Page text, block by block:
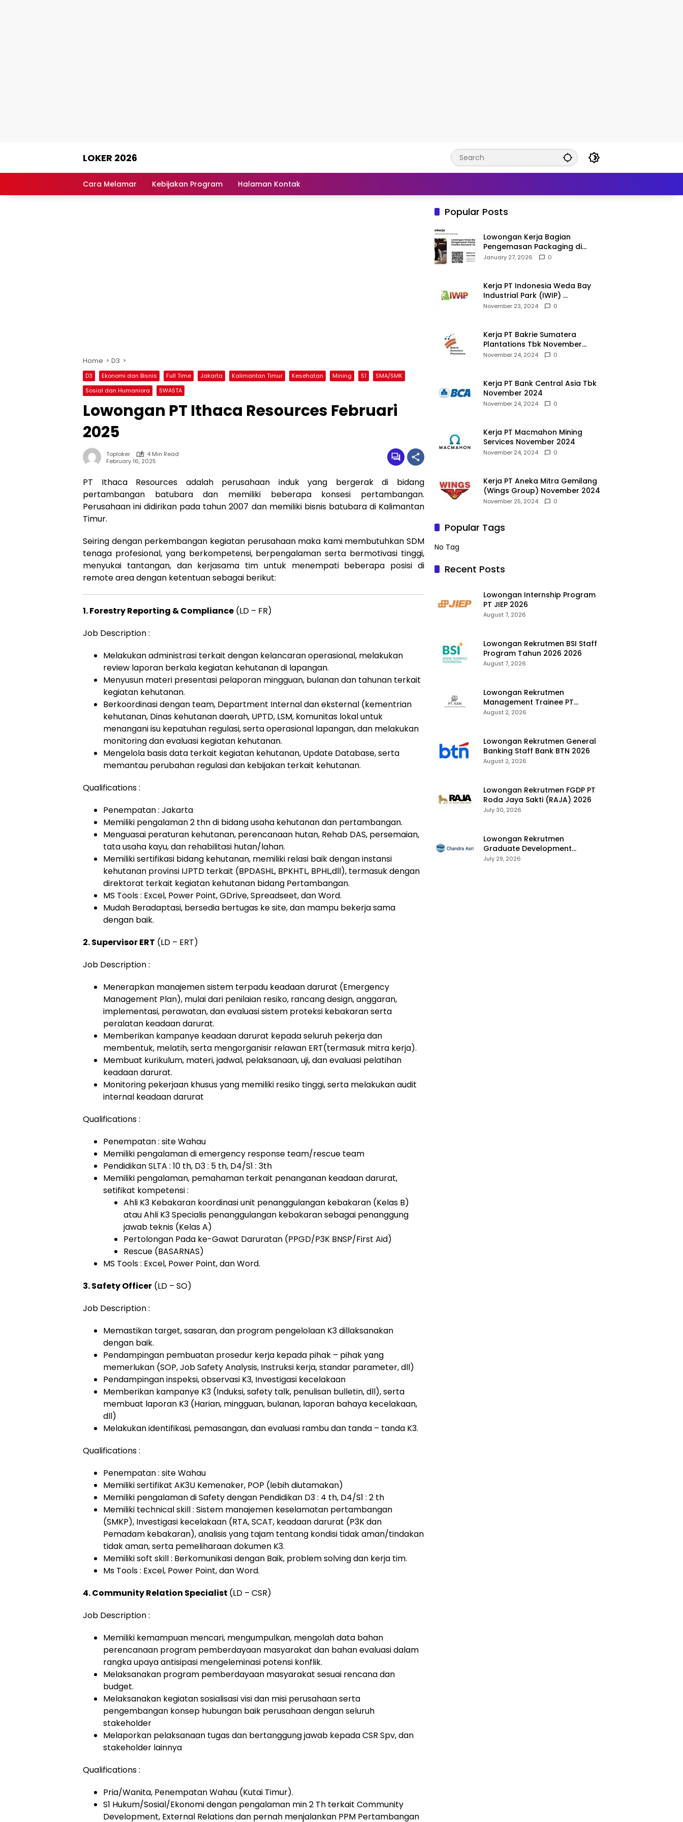
LOKER 2026
Lowongan
Cara Melamar Kebijakan Program Halaman Kontak
Home D3
D3 Ekonomi dan Bisnis Full Time Jakarta Kalimantan Timur Kesehatan Mining S1
SMA/SMK
Sosial dan Humaniora
SWASTA
Lowongan PT Ithaca Resources Februari
2025
Toploker
4 Min Read
February 16, 2025
PT Ithaca Resources adalah perusahaan induk yang bergerak di bidang
pertambangan batubara dan memiliki beberapa konsesi pertambangan.
Perusahaan ini didirikan pada tahun 2007 dan memiliki bisnis batubara di Kalimantan
Timur.
Seiring dengan perkembangan kegiatan perusahaan maka kami membutuhkan SDM
tenaga profesional, yang berkompetensi, berpengalaman serta bermotivasi tinggi,
menyukai tantangan, dan kerjasama tim untuk menempati beberapa posisi di
remote area dengan ketentuan sebagai berikut:
1. Forestry Reporting & Compliance (LD – FR)
Job Description :
Melakukan administrasi terkait dengan kelancaran operasional, melakukan
review laporan berkala kegiatan kehutanan di lapangan.
Menyusun materi presentasi pelaporan mingguan, bulanan dan tahunan terkait
kegiatan kehutanan.
Berkoordinasi dengan team, Department Internal dan eksternal (kementrian
kehutanan, Dinas kehutanan daerah, UPTD, LSM, komunitas lokal untuk
menangani isu kepatuhan regulasi, serta operasional lapangan, dan melakukan
monitoring dan evaluasi kegiatan kehutanan.
Mengelola basis data terkait kegiatan kehutanan, Update Database, serta
memantau perubahan regulasi dan kebijakan terkait kehutanan.
Qualifications :
Penempatan : Jakarta
Memiliki pengalaman 2 thn di bidang usaha kehutanan dan pertambangan.
Menguasai peraturan kehutanan, perencanaan hutan, Rehab DAS, persemaian,
tata usaha kayu, dan rehabilitasi hutan/lahan.
Memiliki sertifikasi bidang kehutanan, memiliki relasi baik dengan instansi
kehutanan provinsi IJPTD terkait (BPDASHL, BPKHTL, BPHL,dll), termasuk dengan
direktorat terkait kegiatan kehutanan bidang Pertambangan.
MS Tools : Excel, Power Point, GDrive, Spreadseet, dan Word.
Mudah Beradaptasi, bersedia bertugas ke site, dan mampu bekerja sama
dengan baik.
2. Supervisor ERT (LD – ERT)
Job Description :
Menerapkan manajemen sistem terpadu keadaan darurat (Emergency
Management Plan), mulai dari penilaian resiko, rancang design, anggaran,
implementasi, perawatan, dan evaluasi sistem proteksi kebakaran serta
peralatan keadaan darurat.
Memberikan kampanye keadaan darurat kepada seluruh pekerja dan
membentuk, melatih, serta mengorganisir relawan ERT(termasuk mitra kerja).
Membuat kurikulum, materi, jadwal, pelaksanaan, uji, dan evaluasi pelatihan
keadaan darurat.
Monitoring pekerjaan khusus yang memiliki resiko tinggi, serta melakukan audit
internal keadaan darurat
Qualifications :
Penempatan : site Wahau
Memiliki pengalaman di emergency response team/rescue team
Pendidikan SLTA : 10 th, D3 : 5 th, D4/S1 : 3th
Memiliki pengalaman, pemahaman terkait penanganan keadaan darurat,
setifikat kompetensi :
Ahli K3 Kebakaran koordinasi unit penanggulangan kebakaran (Kelas B)
atau Ahli K3 Specialis penanggulangan kebakaran sebagai penanggung
jawab teknis (Kelas A)
Pertolongan Pada ke-Gawat Daruratan (PPGD/P3K BNSP/First Aid)
Rescue (BASARNAS)
MS Tools : Excel, Power Point, dan Word.
3. Safety Officer (LD – SO)
Job Description :
Memastikan target, sasaran, dan program pengelolaan K3 dillaksanakan
dengan baik.
Pendampingan pembuatan prosedur kerja kepada pihak – pihak yang
memerlukan (SOP, Job Safety Analysis, Instruksi kerja, standar parameter, dll)
Pendampingan inspeksi, observasi K3, Investigasi kecelakaan
Memberikan kampanye K3 (Induksi, safety talk, penulisan bulletin, dll), serta
membuat laporan K3 (Harian, mingguan, bulanan, laporan bahaya kecelakaan,
dll)
Melakukan identifikasi, pemasangan, dan evaluasi rambu dan tanda – tanda K3.
Qualifications :
Penempatan : site Wahau
Memiliki sertifikat AK3U Kemenaker, POP (lebih diutamakan)
Memiliki pengalaman di Safety dengan Pendidikan D3 : 4 th, D4/S1 : 2 th
Memiliki technical skill : Sistem manajemen keselamatan pertambangan
(SMKP), Investigasi kecelakaan (RTA, SCAT, keadaan darurat (P3K dan
Pemadam kebakaran), analisis yang tajam tentang kondisi tidak aman/tindakan
tidak aman, serta pemeliharaan dokumen K3.
Memiliki soft skill : Berkomunikasi dengan Baik, problem solving dan kerja tim.
Ms Tools : Excel, Power Point, dan Word.
4. Community Relation Specialist (LD – CSR)
Job Description :
Memiliki kemampuan mencari, mengumpulkan, mengolah data bahan
perencanaan program pemberdayaan masyarakat dan bahan evaluasi dalam
rangka upaya antisipasi mengeleminasi potensi konflik.
Melaksanakan program pemberdayaan masyarakat sesuai rencana dan
budget.
Melaksanakan kegiatan sosialisasi visi dan misi perusahaan serta
pengembangan konsep hubungan baik perusahaan dengan seluruh
stakeholder
Melaporkan pelaksanaan tugas dan bertanggung jawab kepada CSR Spv, dan
stakeholder lainnya
Qualifications :
Pria/Wanita, Penempatan Wahau (Kutai Timur).
S1 Hukum/Sosial/Ekonomi dengan pengalaman min 2 Th terkait Community
Development, External Relations dan pernah menjalankan PPM Pertambangan
Popular Posts
Lowongan Kerja Bagian
Pengemasan Packaging di
Pusaka Souvenir Gallery
January 27, 2026 0
Kerja PT Indonesia Weda Bay
Industrial Park (IWIP)
November 2024
November 23, 2024 0
Kerja PT Bakrie Sumatera
Plantations Tbk November
2024
November 24, 2024 0
Kerja PT Bank Central Asia Tbk
November 2024
November 24, 2024 0
Kerja PT Macmahon Mining
Services November 2024
November 24, 2024 0
Kerja PT Aneka Mitra Gemilang
(Wings Group) November 2024
November 25, 2024 0
Popular Tags
No Tag
Recent Posts
Lowongan Internship Program
PT JIEP 2026
August 7, 2026
Lowongan Rekrutmen BSI Staff
Program Tahun 2026 2026
August 7, 2026
Lowongan Rekrutmen
Management Trainee PT
Kalimantan Alumina Nusantara
August 2, 2026
Lowongan Rekrutmen General
Banking Staff Bank BTN 2026
August 2, 2026
Lowongan Rekrutmen FGDP PT
Roda Jaya Sakti (RAJA) 2026
July 30, 2026
Lowongan Rekrutmen
Graduate Development
Program Chandra Asri Group
July 29, 2026